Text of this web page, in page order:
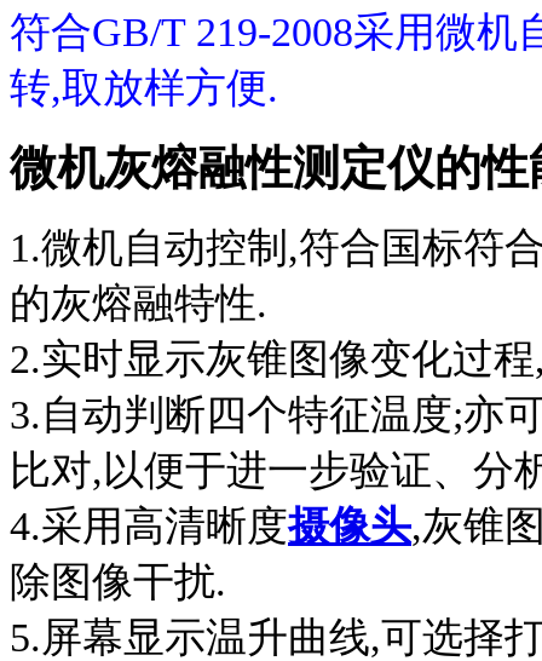
符合GB/T 219-2008采用微机
转,取放样方便.
微机灰熔融性测定仪的性
1.微机自动控制,符合国标符
的灰熔融特性.
2.实时显示灰锥图像变化过
3.自动判断四个特征温度;亦
比对,以便于进一步验证、分
4.采用高清晰度摄像头,灰锥
除图像干扰.
5.屏幕显示温升曲线,可选择